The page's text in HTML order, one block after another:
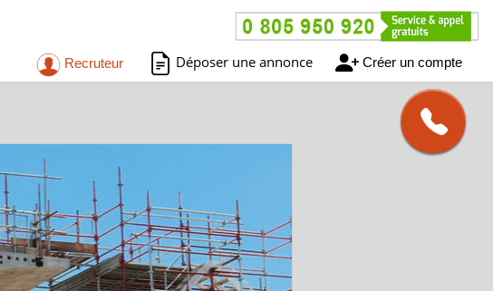
Recruteur Déposer une annonce Créer un compte